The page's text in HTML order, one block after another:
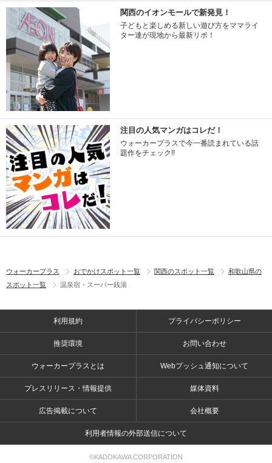
関西のイオンモールで新発見！
子どもと楽しめる新しい遊び方をママライ
ター達が現地から最新リポ！
注目の人気マンガはコレだ！
ウォーカープラスで今一番読まれている話
題作をチェック!!
ウォーカープラス おでかけスポット一覧 関西のスポット一覧
和歌山県の
スポット一覧
温泉宿・スーパー銭湯
利用規約 プライバシーポリシー
推奨環境 お問い合わせ
ウォーカープラスとは Webプッシュ通知について
プレスリリース・情報提供 媒体資料
広告掲載について 会社概要
利用者情報の外部送信について
©KADOKAWA CORPORATION